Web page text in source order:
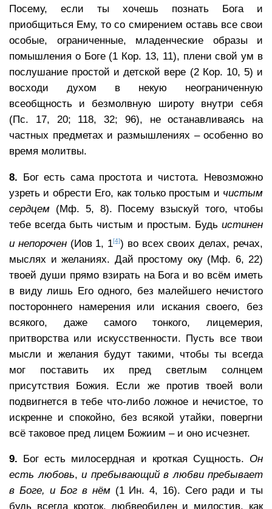
Посему, если ты хочешь познать Бога и
приобщиться Ему, то со смирением оставь все свои
особые, ограниченные, младенческие образы и
помышления о Боге (1 Кор. 13, 11), плени свой ум в
послушание простой и детской вере (2 Кор. 10, 5) и
восходи духом в некую неограниченную
всеобщность и безмолвную широту внутри себя
(Пс. 17, 20; 118, 32; 96), не останавливаясь на
частных предметах и размышлениях – особенно во
время молитвы.
8. Бог есть сама простота и чистота. Невозможно
узреть и обрести Его, как только простым и чистым
сердцем (Мф. 5, 8). Посему взыскуй того, чтобы
тебе всегда быть чистым и простым. Будь истинен
и непорочен(Иов 1, 1[4]) во всех своих делах, речах,
мыслях и желаниях. Дай простому оку (Мф. 6, 22)
твоей души прямо взирать на Бога и во всём иметь
в виду лишь Его одного, без малейшего нечистого
постороннего намерения или искания своего, без
всякого, даже самого тонкого, лицемерия,
притворства или искусственности. Пусть все твои
мысли и желания будут такими, чтобы ты всегда
мог поставить их пред светлым солнцем
присутствия Божия. Если же против твоей воли
подвигнется в тебе что-либо ложное и нечистое, то
искренне и спокойно, без всякой утайки, повергни
всё таковое пред лицем Божиим – и оно исчезнет.
9. Бог есть милосердная и кроткая Сущность. Он
есть любовь, и пребывающий в любви пребывает
в Боге, и Бог в нём(1 Ин. 4, 16). Сего ради и ты
будь всегда кроток, любвеобилен и милостив, как